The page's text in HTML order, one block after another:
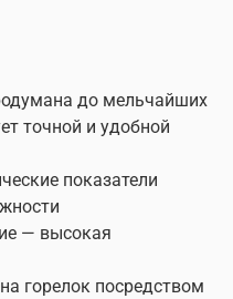
до мельчайших
точной и удобной
показатели
— высокая
горелок посредством